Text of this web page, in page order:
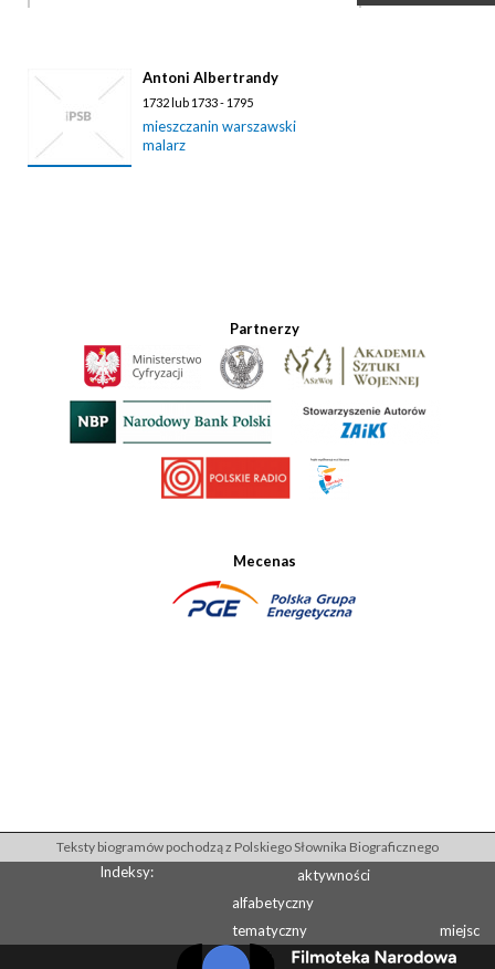
Antoni Albertrandy
1732 lub 1733 - 1795
mieszczanin warszawski
malarz
Partnerzy
Mecenas
Teksty biogramów pochodzą z Polskiego Słownika Biograficznego
Indeksy:
aktywności
alfabetyczny
tematyczny
miejsc